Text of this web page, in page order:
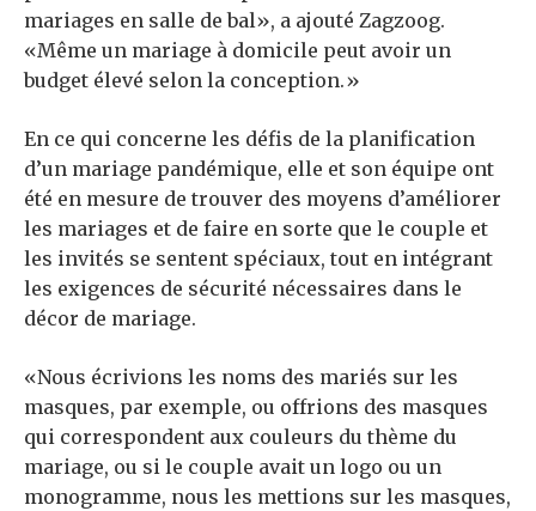
mariages en salle de bal», a ajouté Zagzoog.
«Même un mariage à domicile peut avoir un
budget élevé selon la conception.»
En ce qui concerne les défis de la planification
d’un mariage pandémique, elle et son équipe ont
été en mesure de trouver des moyens d’améliorer
les mariages et de faire en sorte que le couple et
les invités se sentent spéciaux, tout en intégrant
les exigences de sécurité nécessaires dans le
décor de mariage.
«Nous écrivions les noms des mariés sur les
masques, par exemple, ou offrions des masques
qui correspondent aux couleurs du thème du
mariage, ou si le couple avait un logo ou un
monogramme, nous les mettions sur les masques,